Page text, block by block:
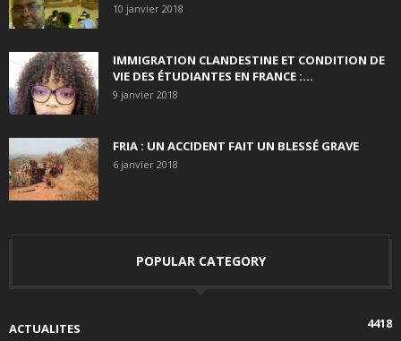
10 janvier 2018
IMMIGRATION CLANDESTINE ET CONDITION DE
VIE DES ÉTUDIANTES EN FRANCE :...
9 janvier 2018
FRIA : UN ACCIDENT FAIT UN BLESSÉ GRAVE
6 janvier 2018
POPULAR CATEGORY
ACTUALITES
4418